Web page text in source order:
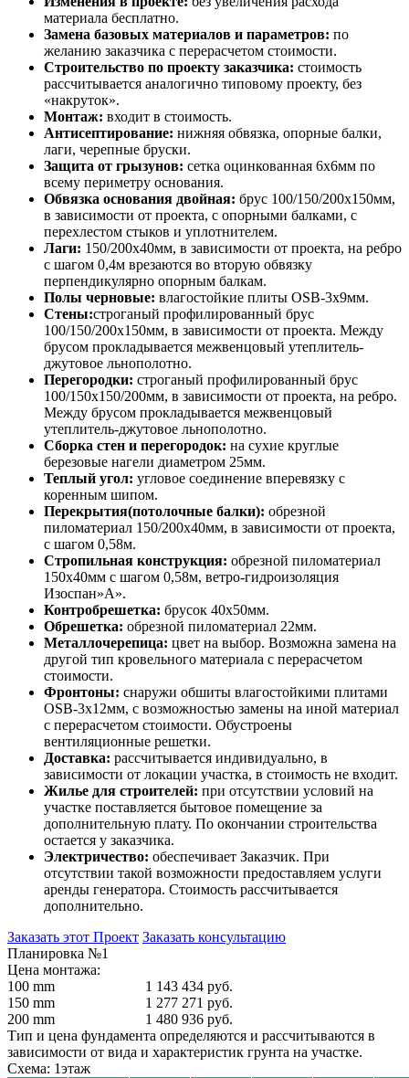
материала бесплатно.
Замена базовых материалов и параметров: по
желанию заказчика с перерасчетом стоимости.
Строительство по проекту заказчика: стоимость
рассчитывается аналогично типовому проекту, без
«накруток».
Монтаж: входит в стоимость.
Антисептирование: нижняя обвязка, опорные балки,
лаги, черепные бруски.
Защита от грызунов: сетка оцинкованная 6х6мм по
всему периметру основания.
Обвязка основания двойная: брус 100/150/200х150мм,
в зависимости от проекта, с опорными балками, с
перехлестом стыков и уплотнителем.
Лаги: 150/200х40мм, в зависимости от проекта, на ребро
с шагом 0,4м врезаются во вторую обвязку
перпендикулярно опорным балкам.
Полы черновые: влагостойкие плиты OSB-3х9мм.
Стены:строганый профилированный брус
100/150/200х150мм, в зависимости от проекта. Между
брусом прокладывается межвенцовый утеплитель-
джутовое льнополотно.
Перегородки: строганый профилированный брус
100/150х150/200мм, в зависимости от проекта, на ребро.
Между брусом прокладывается межвенцовый
утеплитель-джутовое льнополотно.
Сборка стен и перегородок: на сухие круглые
березовые нагели диаметром 25мм.
Теплый угол: угловое соединение вперевязку с
коренным шипом.
Перекрытия(потолочные балки): обрезной
пиломатериал 150/200х40мм, в зависимости от проекта,
с шагом 0,58м.
Стропильная конструкция: обрезной пиломатериал
150х40мм с шагом 0,58м, ветро-гидроизоляция
Изоспан»А».
Контробрешетка: брусок 40х50мм.
Обрешетка: обрезной пиломатериал 22мм.
Металлочерепица: цвет на выбор. Возможна замена на
другой тип кровельного материала с перерасчетом
стоимости.
Фронтоны: снаружи обшиты влагостойкими плитами
OSB-3х12мм, с возможностью замены на иной материал
с перерасчетом стоимости. Обустроены
вентиляционные решетки.
Доставка: рассчитывается индивидуально, в
зависимости от локации участка, в стоимость не входит.
Жилье для строителей: при отсутствии условий на
участке поставляется бытовое помещение за
дополнительную плату. По окончании строительства
остается у заказчика.
Электричество: обеспечивает Заказчик. При
отсутствии такой возможности предоставляем услуги
аренды генератора. Стоимость рассчитывается
дополнительно.
Заказать этот Проект Заказать консультацию
Планировка №1
Цена монтажа:
100 mm
1 143 434 руб.
150 mm
1 277 271 руб.
200 mm
1 480 936 руб.
Тип и цена фундамента определяются и рассчитываются в
зависимости от вида и характеристик грунта на участке.
Схема: 1этаж